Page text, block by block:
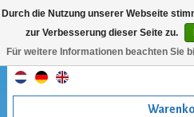
Durch die Nutzung unserer Webseite
zur Verbesserung dieser Seite zu.
Für weitere Informationen beachten Sie